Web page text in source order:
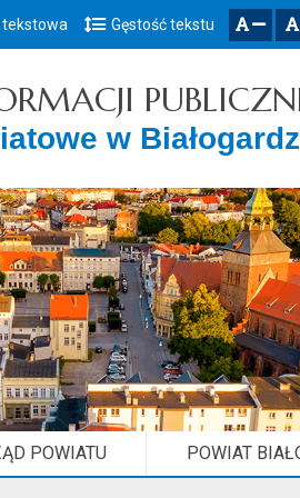
do głównego menu
do treści
do mapy serwisu
tekstowa Gęstość tekstu
w
POWIATU POWIAT